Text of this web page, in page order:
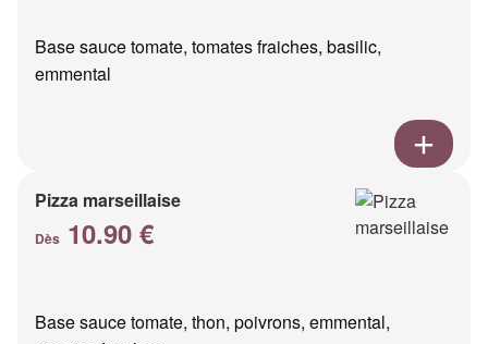
Base sauce tomate, tomates fraiches, basilic,
emmental
Pizza marseillaise
Dès 10.90 €
Base sauce tomate, thon, poivrons, emmental,